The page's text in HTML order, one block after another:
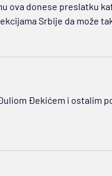
ova donese preslatku
Srbije da može
Đekićem i ostalim